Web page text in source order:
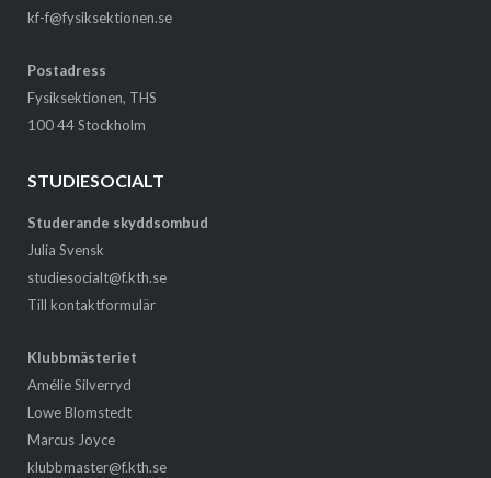
kf-f@fysiksektionen.se
Postadress
Fysiksektionen, THS
100 44 Stockholm
STUDIESOCIALT
Studerande skyddsombud
Julia Svensk
studiesocialt@f.kth.se
Till kontaktformulär
Klubbmästeriet
Amélie Silverryd
Lowe Blomstedt
Marcus Joyce
klubbmaster@f.kth.se